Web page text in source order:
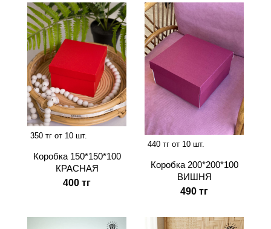
350 тг от 10 шт.
Коробка 150*150*100
КРАСНАЯ
400 тг
440 тг от 10 шт.
Коробка 200*200*100
ВИШНЯ
490 тг